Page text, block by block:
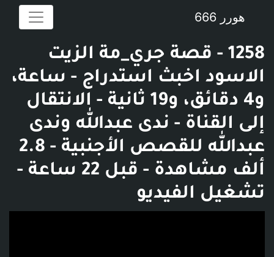
هورر 666
1258 - قصة جري_مة الزيت
الاسود اخبث استدراج - ساعة،
و4 دقائق، و19 ثانية - الانتقال
إلى القناة - ‫ندى عبدالله وندى
عبدالله للقصص الأجنبية - 2.8
ألف مشاهدة - قبل 22 ساعة -
تشغيل الفيديو